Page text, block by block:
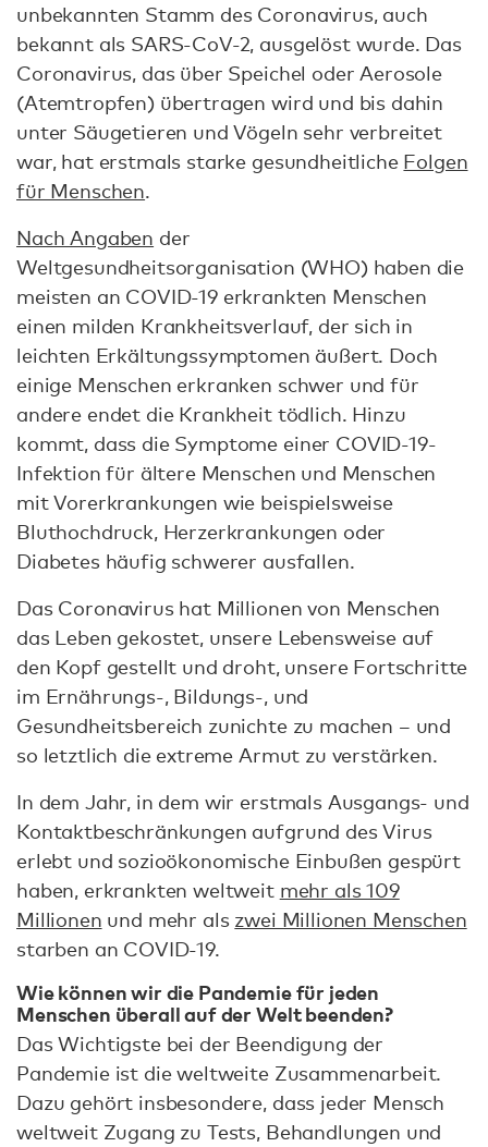
unbekannten Stamm des Coronavirus, auch
bekannt als SARS-CoV-2, ausgelöst wurde. Das
Coronavirus, das über Speichel oder Aerosole
(Atemtropfen) übertragen wird und bis dahin
unter Säugetieren und Vögeln sehr verbreitet
war, hat erstmals starke gesundheitliche Folgen
für Menschen.
Nach Angaben der
Weltgesundheitsorganisation (WHO) haben die
meisten an COVID-19 erkrankten Menschen
einen milden Krankheitsverlauf, der sich in
leichten Erkältungssymptomen äußert. Doch
einige Menschen erkranken schwer und für
andere endet die Krankheit tödlich. Hinzu
kommt, dass die Symptome einer COVID-19-
Infektion für ältere Menschen und Menschen
mit Vorerkrankungen wie beispielsweise
Bluthochdruck, Herzerkrankungen oder
Diabetes häufig schwerer ausfallen.
Das Coronavirus hat Millionen von Menschen
das Leben gekostet, unsere Lebensweise auf
den Kopf gestellt und droht, unsere Fortschritte
im Ernährungs-, Bildungs-, und
Gesundheitsbereich zunichte zu machen – und
so letztlich die extreme Armut zu verstärken.
In dem Jahr, in dem wir erstmals Ausgangs- und
Kontaktbeschränkungen aufgrund des Virus
erlebt und sozioökonomische Einbußen gespürt
haben, erkrankten weltweit mehr als 109
Millionen und mehr als zwei Millionen Menschen
starben an COVID-19.
Wie können wir die Pandemie für jeden
Menschen überall auf der Welt beenden?
Das Wichtigste bei der Beendigung der
Pandemie ist die weltweite Zusammenarbeit.
Dazu gehört insbesondere, dass jeder Mensch
weltweit Zugang zu Tests, Behandlungen und